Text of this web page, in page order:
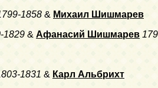
1858 & Михаил Шишмарев
1829 & Афанасий Шишмарев
1831 & Карл Альбрихт